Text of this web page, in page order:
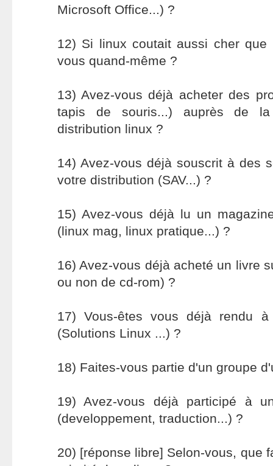
Microsoft Office...) ?
12) Si linux coutait aussi cher que
vous quand-même ?
13) Avez-vous déjà acheter des
tapis de souris...) auprès de
distribution linux ?
14) Avez-vous déjà souscrit à des
votre distribution (SAV...) ?
15) Avez-vous déjà lu un
(linux mag, linux pratique...) ?
16) Avez-vous déjà acheté un livre
ou non de cd-rom) ?
17) Vous-êtes vous déjà rendu
(Solutions Linux ...) ?
18) Faites-vous partie d'un groupe
19) Avez-vous déjà participé à
(developpement, traduction...) ?
20) [réponse libre] Selon-vous, que